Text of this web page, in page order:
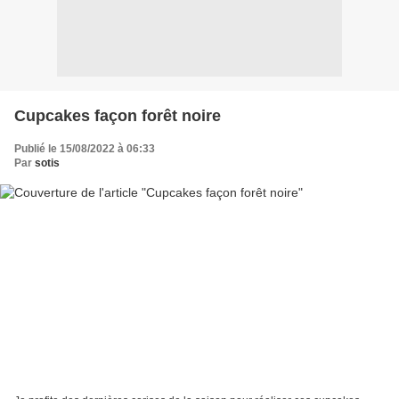
Cupcakes façon forêt noire
Publié le 15/08/2022 à 06:33
Par sotis